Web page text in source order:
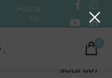
Follow
us:
SOLD OUT